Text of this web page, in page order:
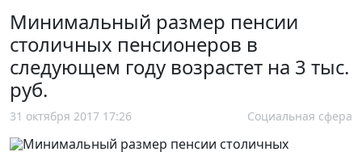
Минимальный размер пенсии
столичных пенсионеров в
следующем году возрастет на 3 тыс.
руб.
31 октября 2017 17:26 Социальная сфера